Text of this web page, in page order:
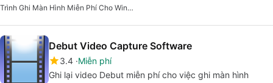
Trình Ghi Màn Hình Miễn Phí Cho Windows
Debut Video Capture Software
3.4 Miễn phí
Ghi lại video Debut miễn phí cho việc ghi màn hình